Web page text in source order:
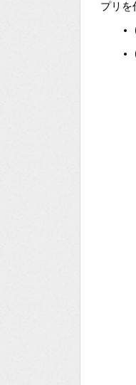
プリを